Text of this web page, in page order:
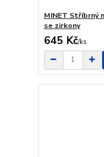
MINET Stříbrný
se zirkony
645 Kč/ks